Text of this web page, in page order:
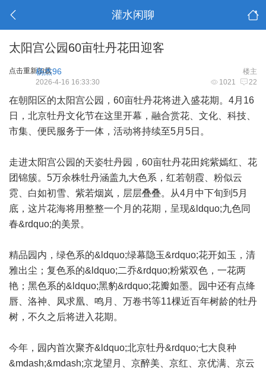
灌水闲聊
太阳宫公园60亩牡丹花田迎客
点击重新加载 楼主
杨杰96
1021 22
2026-4-16 16:33:30
在朝阳区的太阳宫公园，60亩牡丹花将进入盛花期。4月16
日，北京牡丹文化节在这里开幕，融合赏花、文化、科技、
市集、便民服务于一体，活动将持续至5月5日。
走进太阳宫公园的天姿牡丹园，60亩牡丹花田姹紫嫣红、花
团锦簇。5万余株牡丹涵盖九大色系，红若朝霞、粉似云
霓、白如初雪、紫若烟岚，层层叠叠。从4月中下旬到5月
底，这片花海将用整整一个月的花期，呈现&ldquo;九色同
春&rdquo;的美景。
精品园内，绿色系的&ldquo;绿幕隐玉&rdquo;花开如玉，清
雅出尘；复色系的&ldquo;二乔&rdquo;粉紫双色，一花两
艳；黑色系的&ldquo;黑豹&rdquo;花瓣如墨。园中还有点绛
唇、洛神、凤求凰、鸣月、万卷书等11棵近百年树龄的牡丹
树，不久之后将进入花期。
今年，园内首次聚齐&ldquo;北京牡丹&rdquo;七大良种
&mdash;&mdash;京龙望月、京醉美、京红、京优满、京云